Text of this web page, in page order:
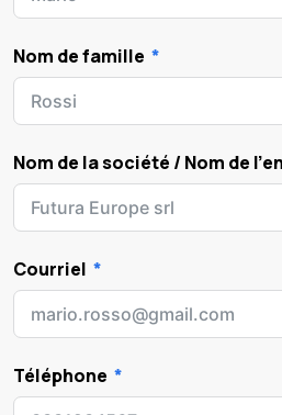
Nom de famille
Nom de la société / Nom de
Courriel
Téléphone